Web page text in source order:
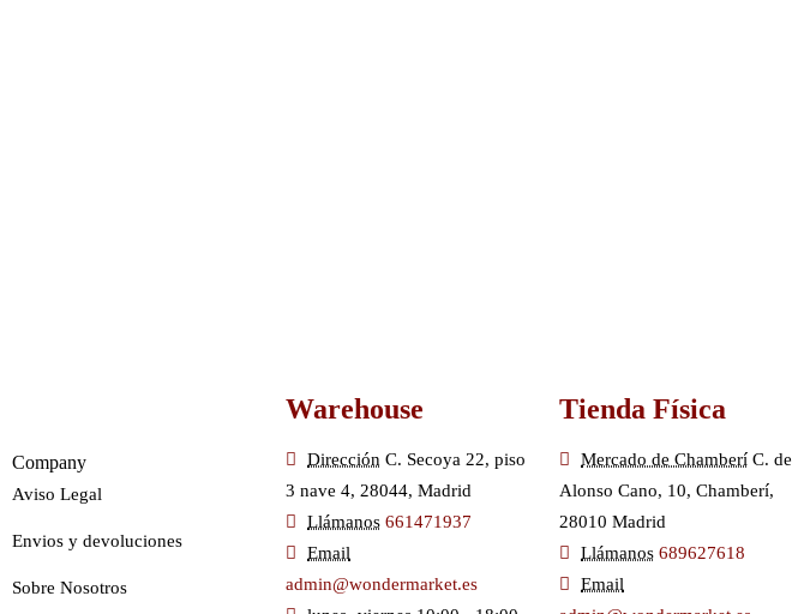
Company
Aviso Legal
Envios y devoluciones
Sobre Nosotros
Warehouse
Dirección C. Secoya 22, piso
3 nave 4, 28044, Madrid
Llámanos 661471937
Email
admin@wondermarket.es
Tienda Física
Mercado de Chamberí C. de
Alonso Cano, 10, Chamberí,
28010 Madrid
Llámanos 689627618
Email